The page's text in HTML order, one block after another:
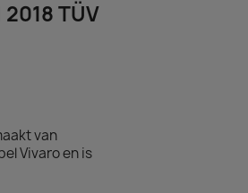
2018 TÜV
van
Vivaro en is